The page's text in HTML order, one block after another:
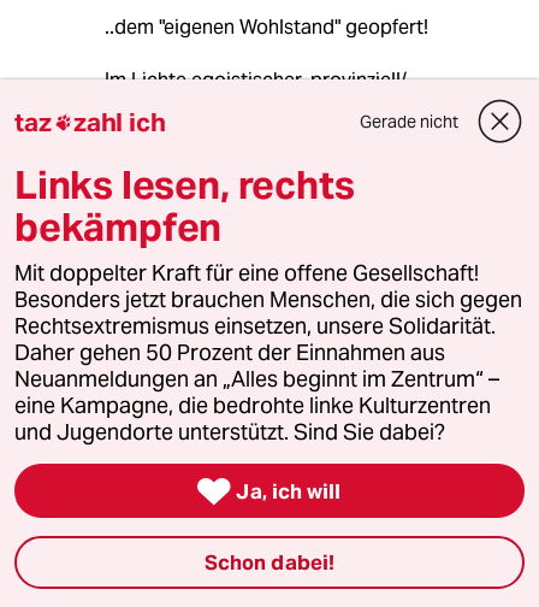
..dem "eigenen Wohlstand" geopfert!
Im Lichte egoistischer, provinziell/
`politisch unliebsame´Nationen eben
Selbstdestruktion getrieben!
Die Scheisse ist, das "Welt" , im Lichte der
Ideen der U.N.O. , so nicht `geht´!
L Lapa
06.08.2018 ,23:17 Uhr
Dem amerikanischen Präsidenten sind die
Bürgerechte und die Demokratie sowas von
egal. Und die Gewaltenteilung sowieso. Was er
sich wünscht, ist ein Bürgerkrieg.
mittendrin die besten Geschäfte machen kann.
taz zahl ich Gerade nicht
Links lesen, rechts
bekämpfen
Mit doppelter Kraft für eine offene Gesellschaft!
Besonders jetzt brauchen Menschen, die sich gegen
Rechtsextremismus einsetzen, unsere Solidarität.
Daher gehen 50 Prozent der Einnahmen aus
Neuanmeldungen an „Alles beginnt im Zentrum“ –
eine Kampagne, die bedrohte linke Kulturzentren
und Jugendorte unterstützt. Sind Sie dabei?
 Ja, ich will
Schon dabei!